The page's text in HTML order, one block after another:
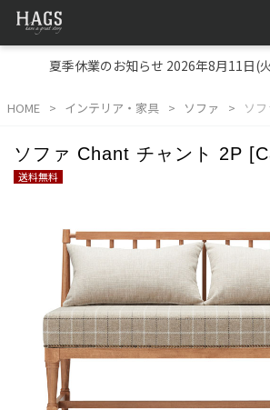
夏季休業のお知らせ 2026年8月11日(
HOME インテリア・家具 ソファ ソ
ソファ Chant チャント 2P
送料無料